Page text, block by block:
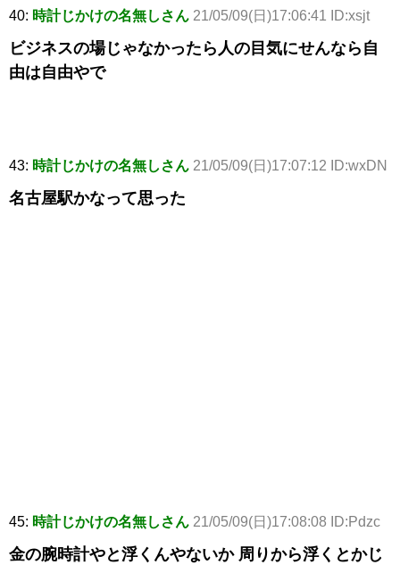
40: 時計じかけの名無しさん 21/05/09(日)17:06:41 ID:xsjt
ビジネスの場じゃなかったら人の目気にせんなら自
由は自由やで
43: 時計じかけの名無しさん 21/05/09(日)17:07:12 ID:wxDN
名古屋駅かなって思った
45: 時計じかけの名無しさん 21/05/09(日)17:08:08 ID:Pdzc
金の腕時計やと浮くんやないか 周りから浮くとかじ